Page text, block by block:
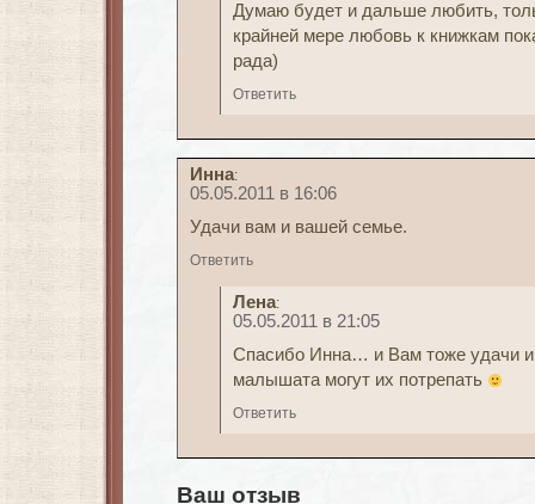
Думаю будет и дальше любить,
крайней мере любовь к книжкам
рада)
Ответить
Инна:
05.05.2011 в 16:06
Удачи вам и вашей семье.
Ответить
Лена:
05.05.2011 в 21:05
Спасибо Инна… и Вам тоже удачи и
малышата могут их потрепать
Ответить
Ваш отзыв